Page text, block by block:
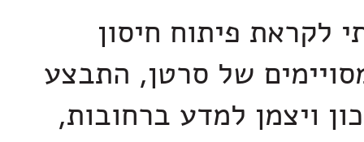
לקראת פיתוח חיסון
של סרטן, התבצע
ויצמן למדע ברחובות,